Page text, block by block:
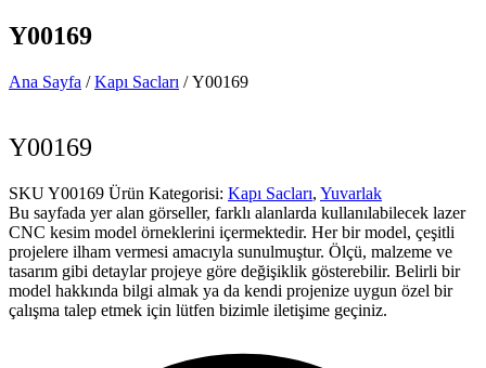
Y00169
Ana Sayfa /Kapı Sacları / Y00169
Y00169
SKUY00169 Ürün Kategorisi: Kapı Sacları, Yuvarlak
Bu sayfada yer alan görseller, farklı alanlarda kullanılabilecek lazer
CNC kesim model örneklerini içermektedir. Her bir model, çeşitli
projelere ilham vermesi amacıyla sunulmuştur. Ölçü, malzeme ve
tasarım gibi detaylar projeye göre değişiklik gösterebilir. Belirli bir
model hakkında bilgi almak ya da kendi projenize uygun özel bir
çalışma talep etmek için lütfen bizimle iletişime geçiniz.